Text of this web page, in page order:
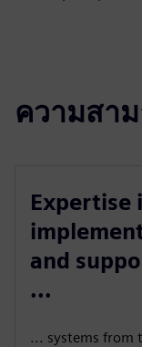
ความสา
Expertise
and
...
... systems from